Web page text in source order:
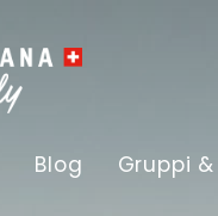
Blog Gruppi